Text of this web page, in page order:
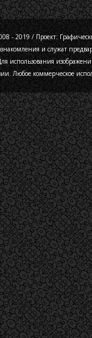
- 2019 / Проект:
и служат
использования
Любое коммерческое